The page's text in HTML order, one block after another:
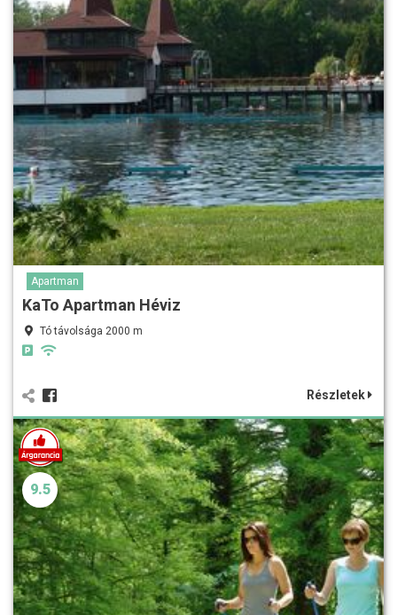
Apartman
KaTo Apartman Héviz
Tó távolsága 2000 m
Részletek
9.5